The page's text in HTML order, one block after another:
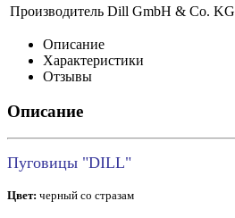
Производитель Dill GmbH & Co. KG
Описание
Характеристики
Отзывы
Описание
Пуговицы "DILL"
Цвет: черный со стразам